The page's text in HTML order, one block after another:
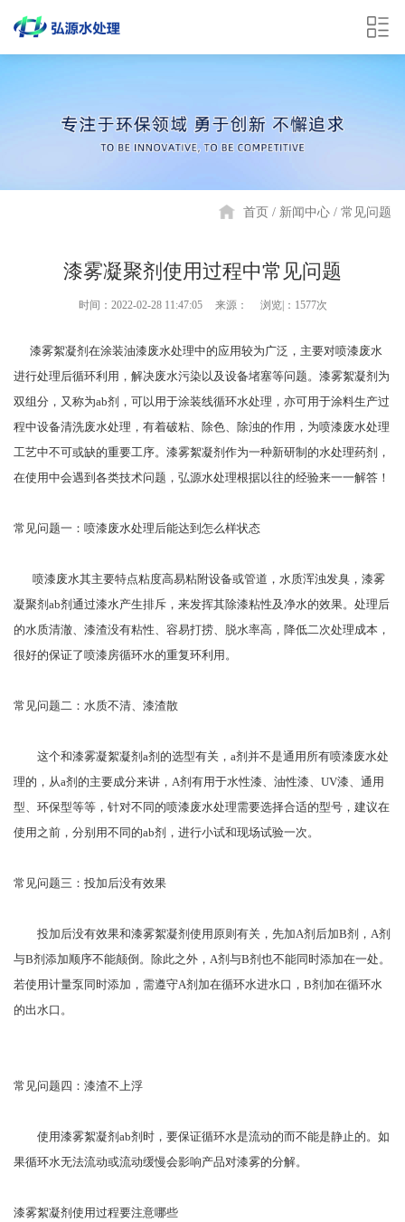
首页 新闻中心 常见问题
漆雾凝聚剂使用过程中常见问题
时间：2022-02-28 11:47:05 来源： 浏览|：1577次
漆雾絮凝剂在涂装油漆废水处理中的应用较为广泛，主要对喷漆废水
进行处理后循环利用，解决废水污染以及设备堵塞等问题。漆雾絮凝剂为
双组分，又称为ab剂，可以用于涂装线循环水处理，亦可用于涂料生产过
程中设备清洗废水处理，有着破粘、除色、除浊的作用，为喷漆废水处理
工艺中不可或缺的重要工序。漆雾絮凝剂作为一种新研制的水处理药剂，
在使用中会遇到各类技术问题，弘源水处理根据以往的经验来一一解答！
常见问题一：喷漆废水处理后能达到怎么样状态
喷漆废水其主要特点粘度高易粘附设备或管道，水质浑浊发臭，漆雾
凝聚剂ab剂通过漆水产生排斥，来发挥其除漆粘性及净水的效果。处理后
的水质清澈、漆渣没有粘性、容易打捞、脱水率高，降低二次处理成本，
很好的保证了喷漆房循环水的重复环利用。
常见问题二：水质不清、漆渣散
这个和漆雾凝絮凝剂a剂的选型有关，a剂并不是通用所有喷漆废水处
理的，从a剂的主要成分来讲，A剂有用于水性漆、油性漆、UV漆、通用
型、环保型等等，针对不同的喷漆废水处理需要选择合适的型号，建议在
使用之前，分别用不同的ab剂，进行小试和现场试验一次。
常见问题三：投加后没有效果
投加后没有效果和漆雾絮凝剂使用原则有关，先加A剂后加B剂，A剂
与B剂添加顺序不能颠倒。除此之外，A剂与B剂也不能同时添加在一处。
若使用计量泵同时添加，需遵守A剂加在循环水进水口，B剂加在循环水
的出水口。
常见问题四：漆渣不上浮
使用漆雾絮凝剂ab剂时，要保证循环水是流动的而不能是静止的。如
果循环水无法流动或流动缓慢会影响产品对漆雾的分解。
漆雾絮凝剂使用过程要注意哪些